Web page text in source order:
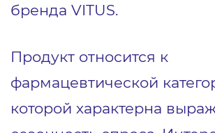
бренда VITUS.
Продукт относится к
фармацевтической
которой характерна